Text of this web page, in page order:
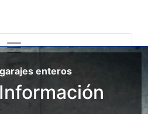
enteros